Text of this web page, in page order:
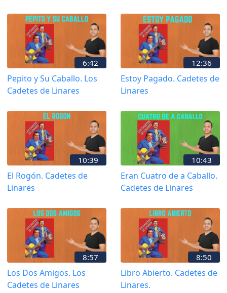
6:42
Pepito y Su Caballo. Los
Cadetes de Linares
12:36
Estoy Pagado. Cadetes de
Linares
10:39
El Rogón. Cadetes de
Linares
10:43
Eran Cuatro de a Caballo.
Cadetes de Linares
8:57
Los Dos Amigos. Los
Cadetes de Linares
8:50
Libro Abierto. Cadetes de
Linares.